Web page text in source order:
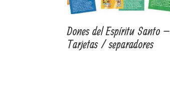
Dones del Espíritu Santo –
Tarjetas / separadores